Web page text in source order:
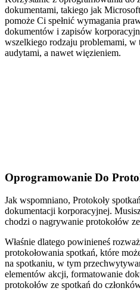
dokumentami, takiego jak
pomoże Ci spełnić wymagania
dokumentów i zapisów
wszelkiego rodzaju problemami,
audytami, a nawet więzieniem.
Oprogramowanie Do
Jak wspomniano, Protokoły
dokumentacji korporacyjnej.
chodzi o nagrywanie protokołów
Właśnie dlatego powinieneś
protokołowania spotkań, które
na spotkaniu, w tym
elementów akcji, formatowanie
protokołów ze spotkań do